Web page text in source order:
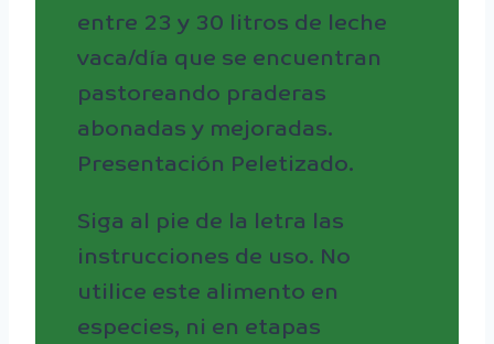
entre 23 y 30 litros de leche
vaca/día que se encuentran
pastoreando praderas
abonadas y mejoradas.
Presentación Peletizado.
Siga al pie de la letra las
instrucciones de uso. No
utilice este alimento en
especies, ni en etapas